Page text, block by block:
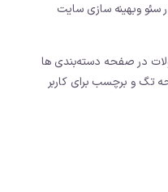
سئو وبهینه سازی سایت
در صفحه دسته‌بندی ها
تگ و برچسب برای کاربر